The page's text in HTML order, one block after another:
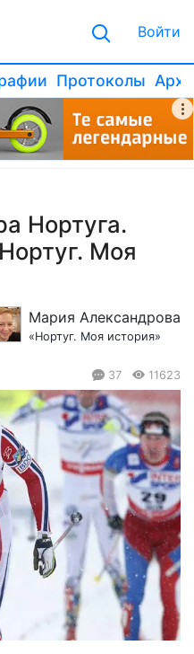
Войти
Протоколы
Нортуга.
Моя
Мария Александрова
«Нортуг. Моя история»
37 11623